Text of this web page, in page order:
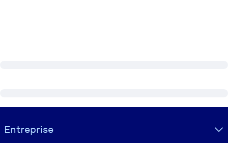
Visually hidden Text
Entreprise